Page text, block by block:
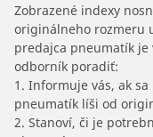
Zobrazené indexy
originálneho rozmeru
predajca pneumatík je
odborník poradiť:
1. Informuje vás, ak
pneumatík líši od
2. Stanoví, či je